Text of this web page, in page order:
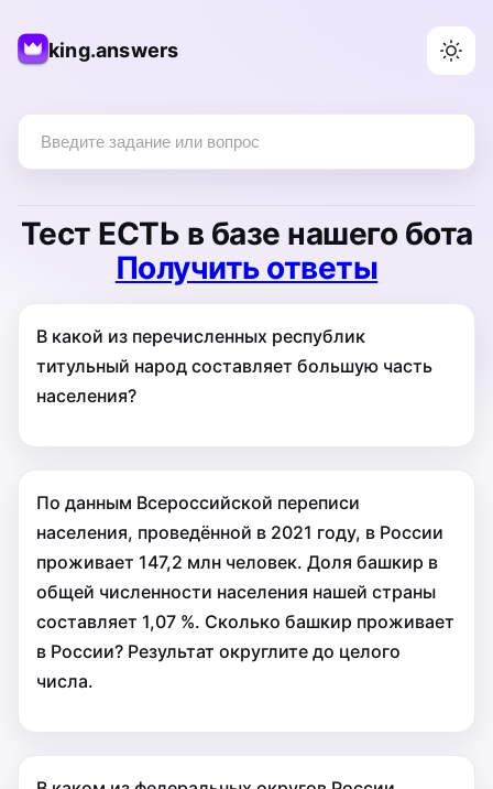
king.answers
Тест ЕСТЬ в базе нашего бота
Получить ответы
В какой из перечисленных республик
титульный народ составляет большую часть
населения?
По данным Всероссийской переписи
населения, проведённой в 2021 году, в России
проживает 147,2 млн человек. Доля башкир в
общей численности населения нашей страны
составляет 1,07 %. Сколько башкир проживает
в России? Результат округлите до целого
числа.